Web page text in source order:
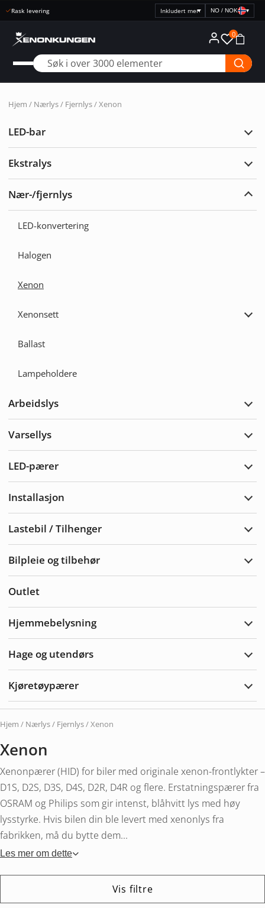
Rask levering
Velg
NO / NOK ▾
0
Hjem / Nærlys / Fjernlys/ Xenon
LED-bar
Utvid
Ekstralys
Utvid
Nær-/fjernlys
Utvid
LED-konvertering
Halogen
Xenon
Xenonsett
Utvid
Ballast
Lampeholdere
Arbeidslys
Utvid
Varsellys
Utvid
LED-pærer
Utvid
Installasjon
Utvid
Lastebil / Tilhenger
Utvid
Bilpleie og tilbehør
Utvid
Outlet
Hjemmebelysning
Utvid
Hage og utendørs
Utvid
Kjøretøypærer
Utvid
Hjem / Nærlys / Fjernlys/ Xenon
Xenon
Xenonpærer (HID) for biler med originale xenon-frontlykter –
D1S, D2S, D3S, D4S, D2R, D4R og flere. Erstatningspærer fra
OSRAM og Philips som gir intenst, blåhvitt lys med høy
lysstyrke. Hvis bilen din ble levert med xenonlys fra
fabrikken, må du bytte dem...
Les mer om dette
Vis filtre